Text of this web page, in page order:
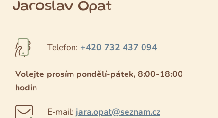
Jaroslav Opat
Telefon: +420 732 437 094
Volejte prosím pondělí-pátek, 8:00-18:00
hodin
E-mail: jara.opat@seznam.cz